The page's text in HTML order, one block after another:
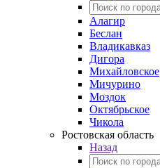
Алагир
Беслан
Владикавказ
Дигора
Михайловское
Мичурино
Моздок
Октябрьское
Чикола
Ростовская область
Назад